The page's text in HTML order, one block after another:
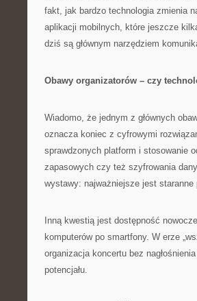
fakt, jak bardzo technologia zmienia
aplikacji mobilnych, które jeszcze
dziś są głównym narzędziem
Obawy organizatorów – czy
Wiadomo, że jednym z głównych
oznacza koniec z cyfrowymi
sprawdzonych platform i stosowanie
zapasowych czy też szyfrowania
wystawy: najważniejsze jest
Inną kwestią jest dostępność
komputerów po smartfony. W erze
organizacja koncertu bez
potencjału.